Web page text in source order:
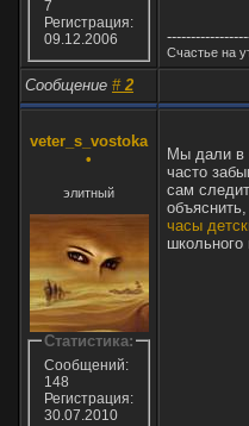
7
Регистрация:
09.12.2006
Счастье на
Сообщение # 2
veter_s_vostoka
•
элитный
Статистика:
Сообщений:
148
Регистрация:
30.07.2010
Мы дали в
часто
сам
часы
школьного